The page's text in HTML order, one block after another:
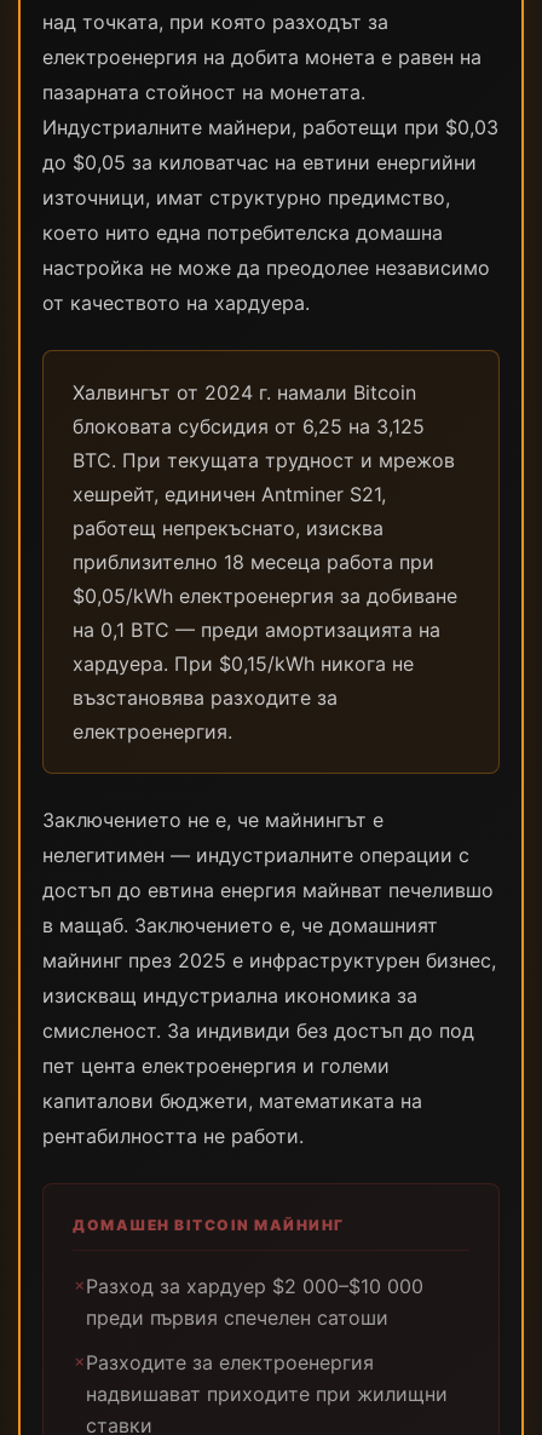
над точката, при която разходът за
електроенергия на добита монета е равен на
пазарната стойност на монетата.
Индустриалните майнери, работещи при $0,03
до $0,05 за киловатчас на евтини енергийни
източници, имат структурно предимство,
което нито една потребителска домашна
настройка не може да преодолее независимо
от качеството на хардуера.
Халвингът от 2024 г. намали Bitcoin
блоковата субсидия от 6,25 на 3,125
BTC. При текущата трудност и мрежов
хешрейт, единичен Antminer S21,
работещ непрекъснато, изисква
приблизително 18 месеца работа при
$0,05/kWh електроенергия за добиване
на 0,1 BTC — преди амортизацията на
хардуера. При $0,15/kWh никога не
възстановява разходите за
електроенергия.
Заключението не е, че майнингът е
нелегитимен — индустриалните операции с
достъп до евтина енергия майнват печелившо
в мащаб. Заключението е, че домашният
майнинг през 2025 е инфраструктурен бизнес,
изискващ индустриална икономика за
смисленост. За индивиди без достъп до под
пет цента електроенергия и големи
капиталови бюджети, математиката на
рентабилността не работи.
ДОМАШЕН BITCOIN МАЙНИНГ
✗Разход за хардуер $2 000–$10 000
преди първия спечелен сатоши
✗Разходите за електроенергия
надвишават приходите при жилищни
ставки